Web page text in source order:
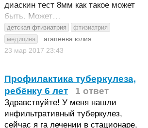
диаскин тест 8мм как такое может
быть. Может…
детская фтизиатрия
фтизиатрия
медицина
агапеева юлия
23 мар 2017 23:43
Профилактика туберкулеза,
ребёнку 6 лет
1 ответ
Здравствуйте! У меня нашли
инфильтративный туберкулез,
сейчас я га лечении в стационаре,